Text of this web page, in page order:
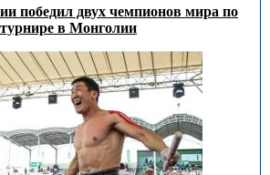
победил двух чемпионов мира по
в Монголии